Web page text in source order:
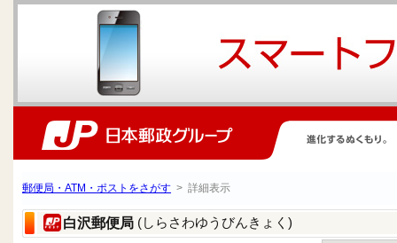
郵便局・ATM・ポストをさがす > 詳細表示
白沢郵便局 (しらさわゆうびんきょく)